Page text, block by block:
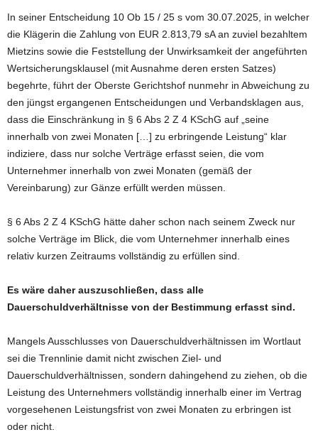
In seiner Entscheidung 10 Ob 15 / 25 s vom 30.07.2025, in welcher
die Klägerin die Zahlung von EUR 2.813,79 sA an zuviel bezahltem
Mietzins sowie die Feststellung der Unwirksamkeit der angeführten
Wertsicherungsklausel (mit Ausnahme deren ersten Satzes)
begehrte, führt der Oberste Gerichtshof nunmehr in Abweichung zu
den jüngst ergangenen Entscheidungen und Verbandsklagen aus,
dass die Einschränkung in § 6 Abs 2 Z 4 KSchG auf „seine
innerhalb von zwei Monaten […] zu erbringende Leistung“ klar
indiziere, dass nur solche Verträge erfasst seien, die vom
Unternehmer innerhalb von zwei Monaten (gemäß der
Vereinbarung) zur Gänze erfüllt werden müssen.
§ 6 Abs 2 Z 4 KSchG hätte daher schon nach seinem Zweck nur
solche Verträge im Blick, die vom Unternehmer innerhalb eines
relativ kurzen Zeitraums vollständig zu erfüllen sind.
Es wäre daher auszuschließen, dass alle
Dauerschuldverhältnisse von der Bestimmung erfasst sind.
Mangels Ausschlusses von Dauerschuldverhältnissen im Wortlaut
sei die Trennlinie damit nicht zwischen Ziel- und
Dauerschuldverhältnissen, sondern dahingehend zu ziehen, ob die
Leistung des Unternehmers vollständig innerhalb einer im Vertrag
vorgesehenen Leistungsfrist von zwei Monaten zu erbringen ist
oder nicht.